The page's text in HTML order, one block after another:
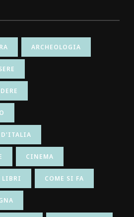
ARCHEOLOGIA
D'ITALIA
CINEMA
LIBRI COME SI FA